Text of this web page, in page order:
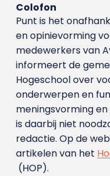
Colofon
Punt is het
en opinievorming
medewerkers van
informeert de
Hogeschool over
onderwerpen en
meningsvorming
is daarbij niet
redactie. Op de
artikelen van het
(HOP).